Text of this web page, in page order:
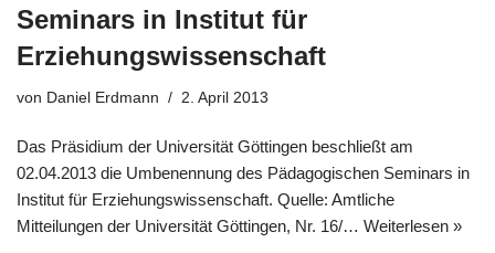
Seminars in Institut für
Erziehungswissenschaft
von Daniel Erdmann 2. April 2013
Das Präsidium der Universität Göttingen beschließt am
02.04.2013 die Umbenennung des Pädagogischen Seminars in
Institut für Erziehungswissenschaft. Quelle: Amtliche
Mitteilungen der Universität Göttingen, Nr. 16/… Weiterlesen »